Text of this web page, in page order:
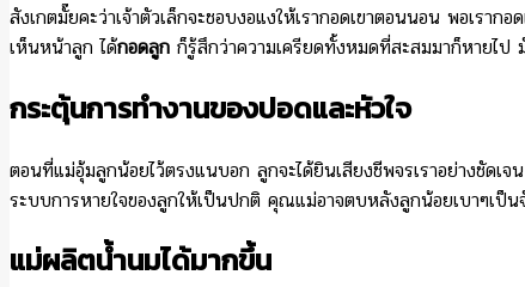
สังเกตมั๊ยคะว่าเจ้าตัวเล็กจะชอบงอแงให้เรากอดเขาตอนนอน พอเราก
เห็นหน้าลูก ได้กอดลูก ก็รู้สึกว่าความเครียดทั้งหมดที่สะสมมาก็หายไป
กระตุ้นการทำงานของปอดและหัวใจ
ตอนที่แม่อุ้มลูกน้อยไว้ตรงแนบอก ลูกจะได้ยินเสียงชีพจรเราอย่างชัดเ
ระบบการหายใจของลูกให้เป็นปกติ คุณแม่อาจตบหลังลูกน้อยเบาๆเป็น
แม่ผลิตน้ำนมได้มากขึ้น